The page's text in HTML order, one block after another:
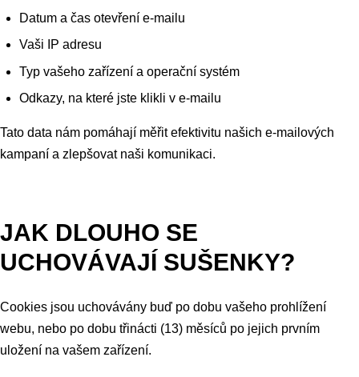
Datum a čas otevření e-mailu
Vaši IP adresu
Typ vašeho zařízení a operační systém
Odkazy, na které jste klikli v e-mailu
Tato data nám pomáhají měřit efektivitu našich e-mailových
kampaní a zlepšovat naši komunikaci.
JAK DLOUHO SE
UCHOVÁVAJÍ SUŠENKY?
Cookies jsou uchovávány buď po dobu vašeho prohlížení
webu, nebo po dobu třinácti (13) měsíců po jejich prvním
uložení na vašem zařízení.